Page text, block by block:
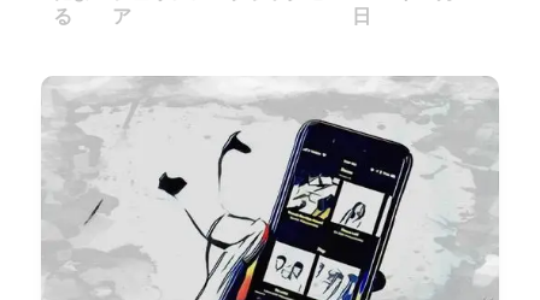
る
ア
日